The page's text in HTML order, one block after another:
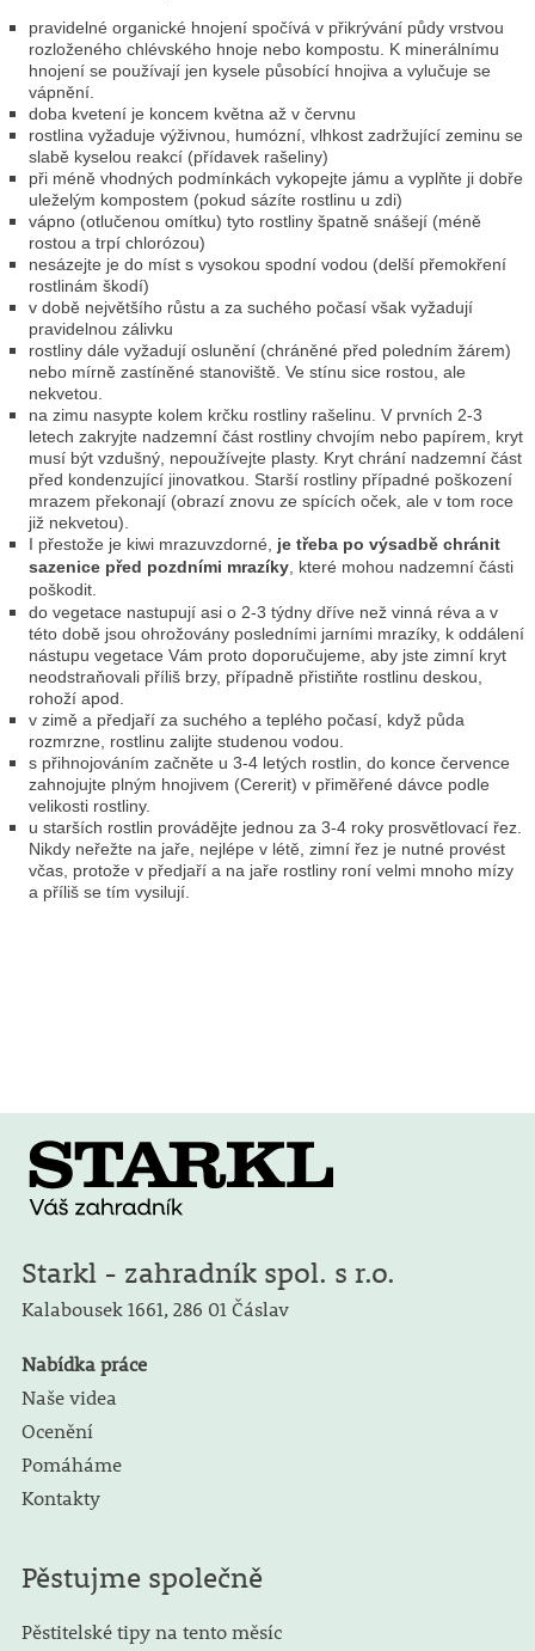
pravidelné organické hnojení spočívá v přikrývání půdy vrstvou
rozloženého chlévského hnoje nebo kompostu. K minerálnímu
hnojení se používají jen kysele působící hnojiva a vylučuje se
vápnění.
doba kvetení je koncem května až v červnu
rostlina vyžaduje výživnou, humózní, vlhkost zadržující zeminu se
slabě kyselou reakcí (přídavek rašeliny)
při méně vhodných podmínkách vykopejte jámu a vyplňte ji dobře
uleželým kompostem (pokud sázíte rostlinu u zdi)
vápno (otlučenou omítku) tyto rostliny špatně snášejí (méně
rostou a trpí chlorózou)
nesázejte je do míst s vysokou spodní vodou (delší přemokření
rostlinám škodí)
v době největšího růstu a za suchého počasí však vyžadují
pravidelnou zálivku
rostliny dále vyžadují oslunění (chráněné před poledním žárem)
nebo mírně zastíněné stanoviště. Ve stínu sice rostou, ale
nekvetou.
na zimu nasypte kolem krčku rostliny rašelinu. V prvních 2-3
letech zakryjte nadzemní část rostliny chvojím nebo papírem, kryt
musí být vzdušný, nepoužívejte plasty. Kryt chrání nadzemní část
před kondenzující jinovatkou. Starší rostliny případné poškození
mrazem překonají (obrazí znovu ze spících oček, ale v tom roce
již nekvetou).
I přestože je kiwi mrazuvzdorné, je třeba po výsadbě chránit
sazenice před pozdními mrazíky, které mohou nadzemní části
poškodit.
do vegetace nastupují asi o 2-3 týdny dříve než vinná réva a v
této době jsou ohrožovány posledními jarními mrazíky, k oddálení
nástupu vegetace Vám proto doporučujeme, aby jste zimní kryt
neodstraňovali příliš brzy, případně přistiňte rostlinu deskou,
rohoží apod.
v zimě a předjaří za suchého a teplého počasí, když půda
rozmrzne, rostlinu zalijte studenou vodou.
s přihnojováním začněte u 3-4 letých rostlin, do konce července
zahnojujte plným hnojivem (Cererit) v přiměřené dávce podle
velikosti rostliny.
u starších rostlin provádějte jednou za 3-4 roky prosvětlovací řez.
Nikdy neřežte na jaře, nejlépe v létě, zimní řez je nutné provést
včas, protože v předjaří a na jaře rostliny roní velmi mnoho mízy
a příliš se tím vysilují.
Starkl - zahradník spol. s r.o.
Kalabousek 1661, 286 01 Čáslav
Nabídka práce
Naše videa
Ocenění
Pomáháme
Kontakty
Pěstujme společně
Pěstitelské tipy na tento měsíc